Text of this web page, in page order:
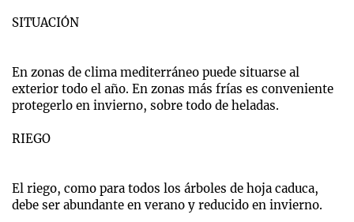
SITUACIÓN
En zonas de clima mediterráneo puede situarse al
exterior todo el año. En zonas más frías es conveniente
protegerlo en invierno, sobre todo de heladas.
RIEGO
El riego, como para todos los árboles de hoja caduca,
debe ser abundante en verano y reducido en invierno.